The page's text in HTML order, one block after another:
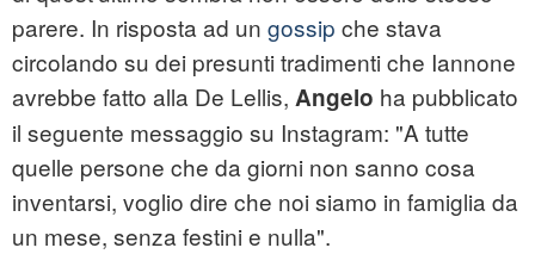
parere. In risposta ad un gossip che stava
circolando su dei presunti tradimenti che Iannone
avrebbe fatto alla De Lellis, Angelo ha pubblicato
il seguente messaggio su Instagram: "A tutte
quelle persone che da giorni non sanno cosa
inventarsi, voglio dire che noi siamo in famiglia da
un mese, senza festini e nulla".